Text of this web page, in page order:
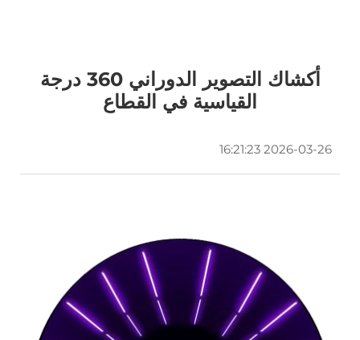
أكشاك التصوير الدوراني 360 درجة
القياسية في القطاع
2026-03-26 16:21:23